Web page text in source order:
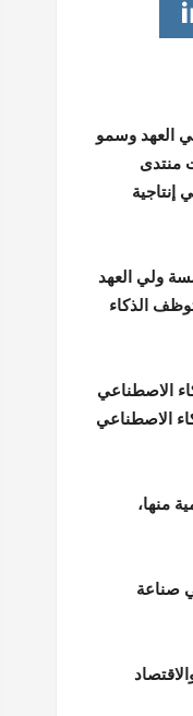
العهد وسمو
منتدى
إنتاجية
ولي العهد
الذكاء
الاصطناعي
الاصطناعي
منها،
صناعة